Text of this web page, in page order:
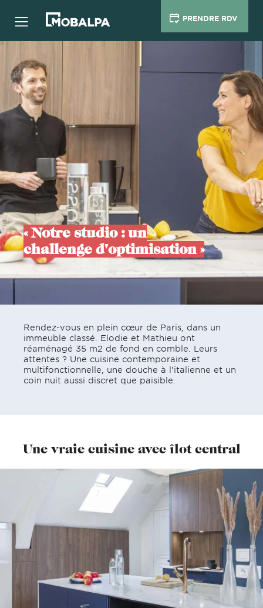
PRENDRE RDV
« Notre studio : un
challenge d'optimisation »
Rendez-vous en plein cœur de Paris, dans un
immeuble classé. Elodie et Mathieu ont
réaménagé 35 m2 de fond en comble. Leurs
attentes ? Une cuisine contemporaine et
multifonctionnelle, une douche à l’italienne et un
coin nuit aussi discret que paisible.
Une vraie cuisine avec îlot central